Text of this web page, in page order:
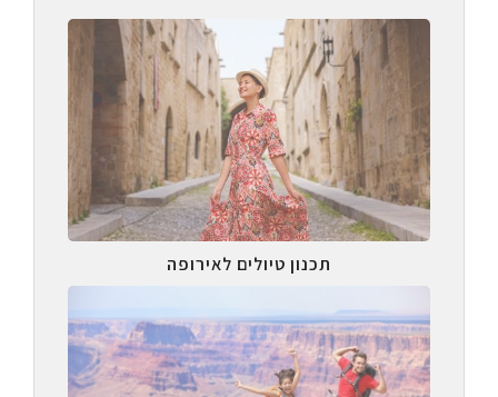
תכנון טיולים לאירופה